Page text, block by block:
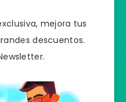
mejora tus
descuentos.